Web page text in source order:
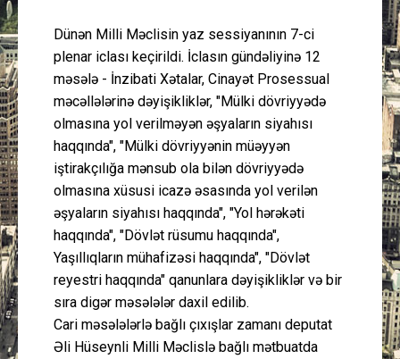
Dünən Milli Məclisin yaz sessiyanının 7-ci
plenar iclası keçirildi. İclasın gündəliyinə 12
məsələ - İnzibati Xətalar, Cinayət Prosessual
məcəllələrinə dəyişikliklər, "Mülki dövriyyədə
olmasına yol verilməyən əşyaların siyahısı
haqqında", "Mülki dövriyyənin müəyyən
iştirakçılığa mənsub ola bilən dövriyyədə
olmasına xüsusi icazə əsasında yol verilən
əşyaların siyahısı haqqında", "Yol hərəkəti
haqqında", "Dövlət rüsumu haqqında",
Yaşıllıqların mühafizəsi haqqında", "Dövlət
reyestri haqqında" qanunlara dəyişikliklər və bir
sıra digər məsələlər daxil edilib.
Cari məsələlərlə bağlı çıxışlar zamanı deputat
Əli Hüseynli Milli Məclislə bağlı mətbuatda